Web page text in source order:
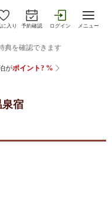
に入り 予約確認 ログイン メニュー
泉宿